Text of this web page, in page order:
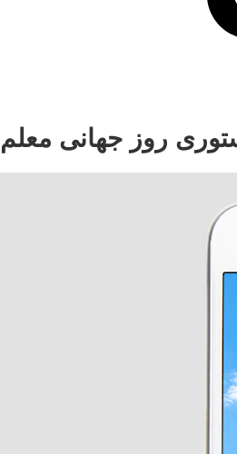
روز جهانی معلم